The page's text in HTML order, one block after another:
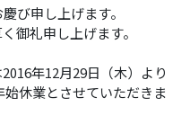
び申し上げます。
御礼申し上げます。
年12月29日（木）より
休業とさせていただきま